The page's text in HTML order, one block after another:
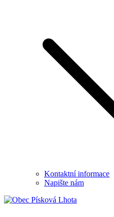
Kontaktní informace
Napište nám